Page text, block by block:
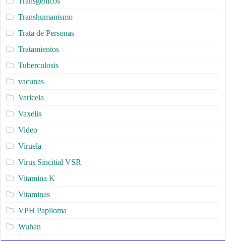
Transhumanismo
Trata de Personas
Tratamientos
Tuberculosis
vacunas
Varicela
Vaxelis
Video
Viruela
Virus Sincitial VSR
Vitamina K
Vitaminas
VPH Papiloma
Wuhan